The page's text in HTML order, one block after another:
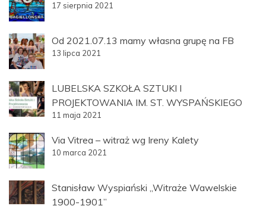
17 sierpnia 2021
Od 2021.07.13 mamy własna grupę na FB
13 lipca 2021
LUBELSKA SZKOŁA SZTUKI I
PROJEKTOWANIA IM. ST. WYSPAŃSKIEGO
11 maja 2021
Via Vitrea – witraż wg Ireny Kalety
10 marca 2021
Stanisław Wyspiański „Witraże Wawelskie
1900-1901”